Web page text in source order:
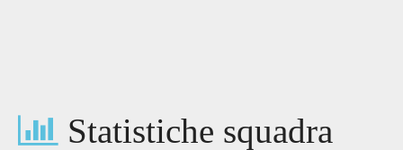
Statistiche squadra